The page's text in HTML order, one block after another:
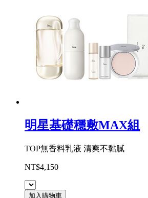
明星基礎穩敷MAX組
TOP無香料乳液 清爽不黏膩
NT$4,150
加入購物車